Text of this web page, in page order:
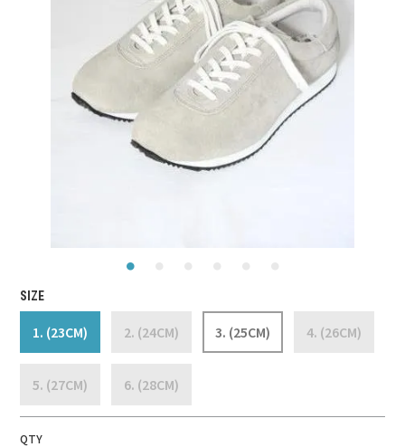
SIZE
1. (23CM) 2. (24CM) 3. (25CM) 4. (26CM)
5. (27CM) 6. (28CM)
QTY